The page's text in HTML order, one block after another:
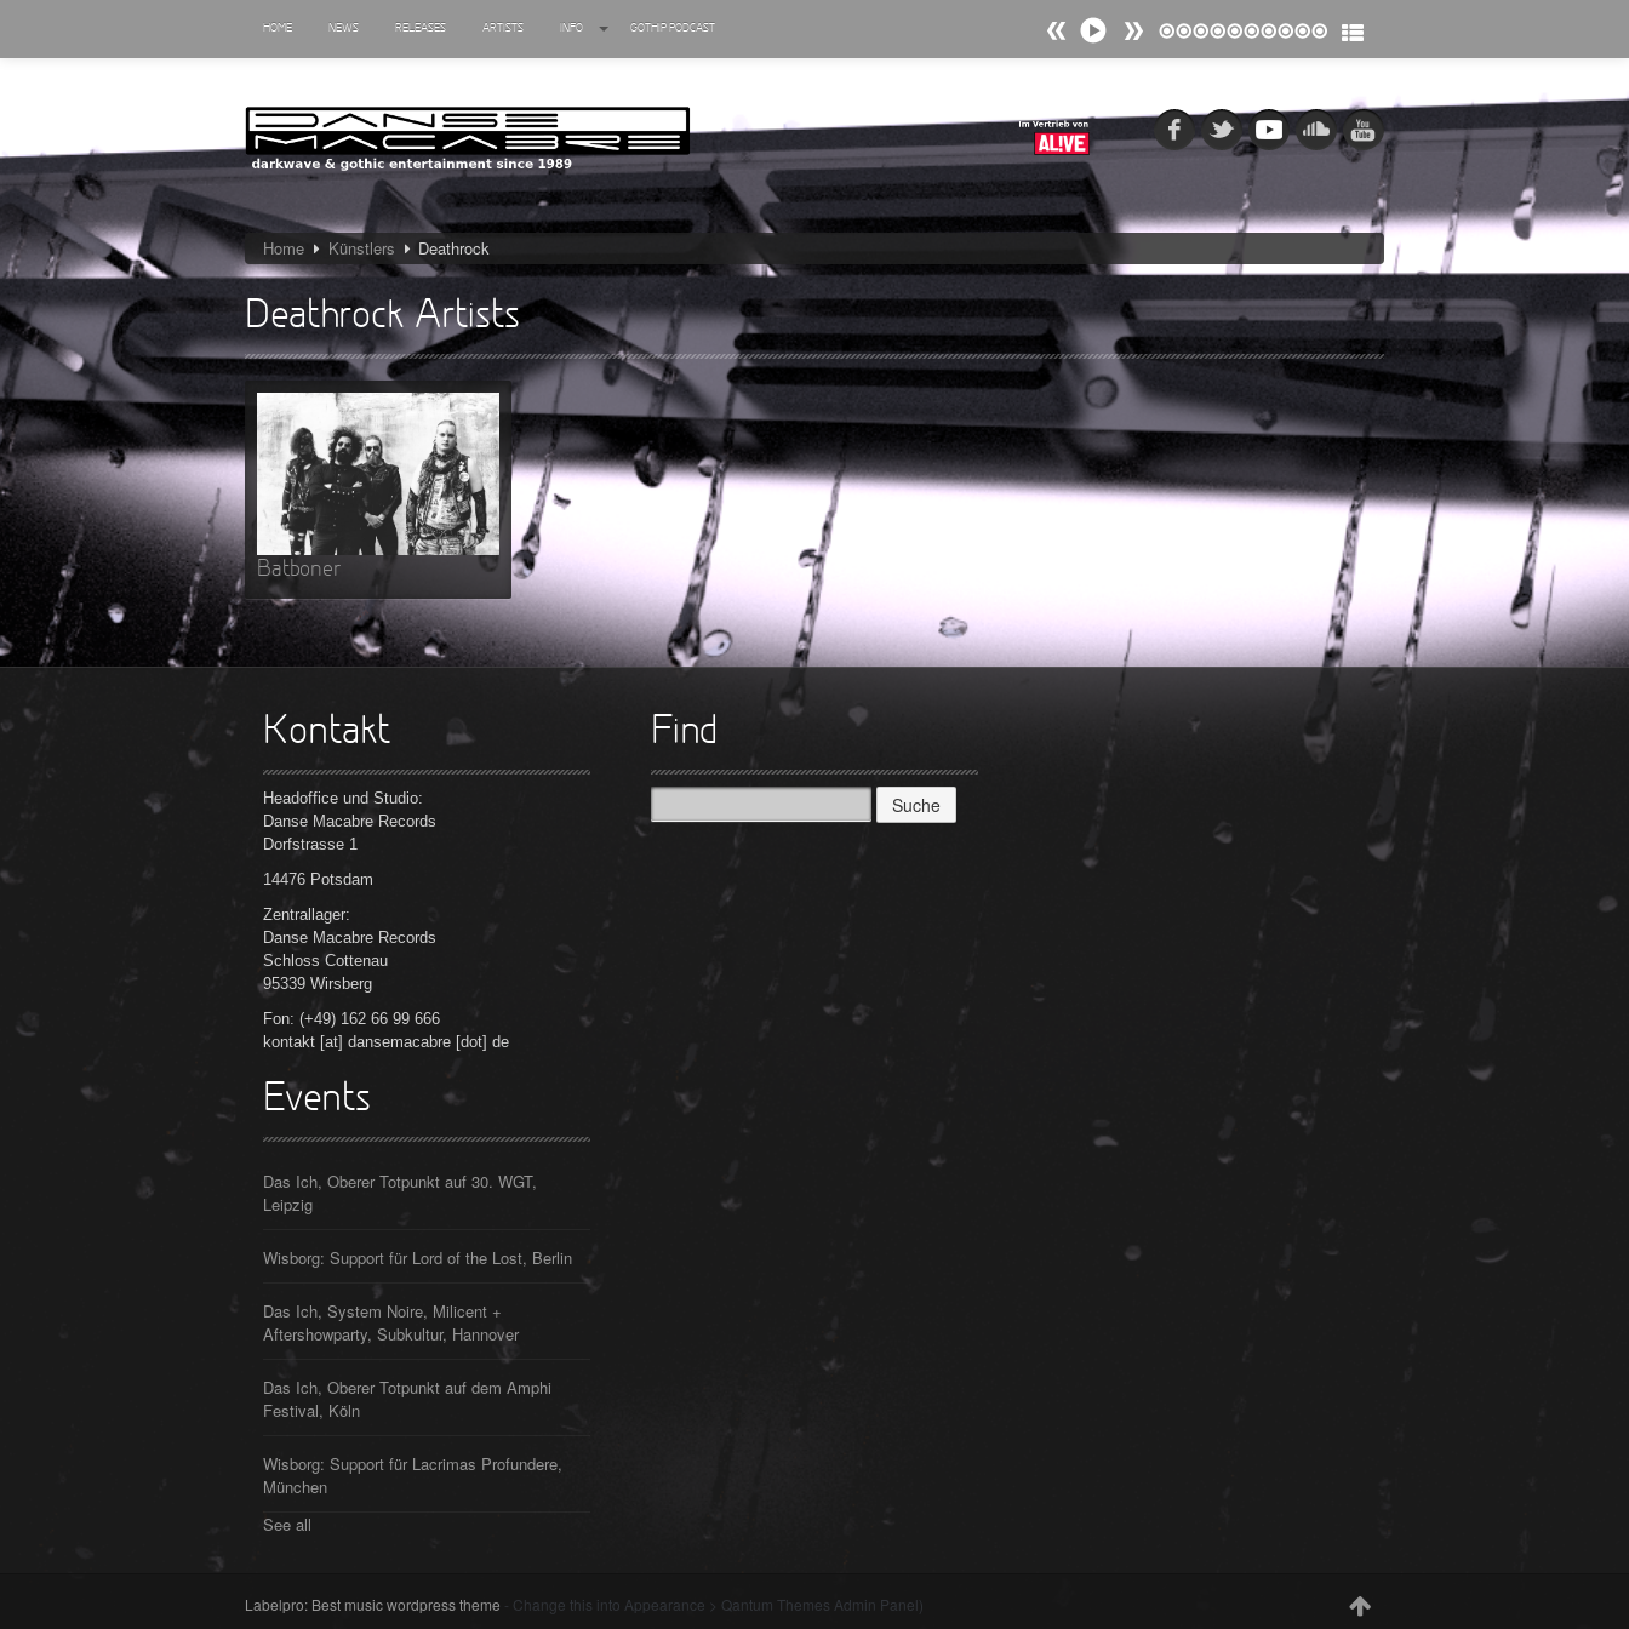
HOME NEWS RELEASES ARTISTS INFO GOTHIP PODCAST
►
►
►
►
►
►
►
►
Home Künstlers Deathrock
Deathrock Artists
Batboner
Kontakt
Headoffice und Studio:
Danse Macabre Records
Dorfstrasse 1
14476 Potsdam
Zentrallager:
Danse Macabre Records
Schloss Cottenau
95339 Wirsberg
Fon: (+49) 162 66 99 666
kontakt [at] dansemacabre [dot] de
Events
Das Ich, Oberer Totpunkt auf 30. WGT,
Leipzig
Wisborg: Support für Lord of the Lost, Berlin
Das Ich, System Noire, Milicent +
Aftershowparty, Subkultur, Hannover
Das Ich, Oberer Totpunkt auf dem Amphi
Festival, Köln
Wisborg: Support für Lacrimas Profundere,
München
See all
Find
Suche
nach:
Labelpro: Best music wordpress theme - Change this into Appearance > Qantum Themes Admin Panel)